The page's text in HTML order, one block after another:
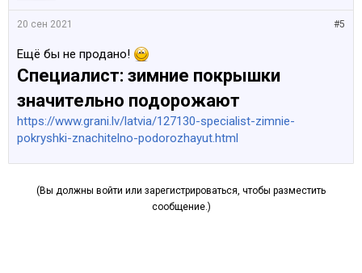
#5
20 сен 2021
Ещё бы не продано!
Специалист: зимние покрышки
значительно подорожают
https://www.grani.lv/latvia/127130-specialist-zimnie-
pokryshki-znachitelno-podorozhayut.html
(Вы должны войти или зарегистрироваться, чтобы разместить
сообщение.)